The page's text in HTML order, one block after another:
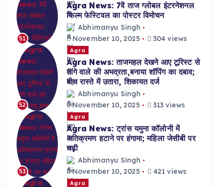
51
Agra News: 7वें ताज ग्लोबल इंटरनेशनल
फिल्म फेस्टिवल का पोस्टर विमोचन
Abhimanyu Singh
November 10, 2025
304 views
52
Agra
Agra News: ताजमहल देखने आए टूरिस्ट से
तांगे वाले की अभद्रता,बनाया शॉपिंग का दबाव;
बीच रास्ते में उतारा, शिकायत दर्ज
Abhimanyu Singh
November 10, 2025
313 views
53
Agra
Agra News: ट्रांस यमुना कॉलोनी में
अतिक्रमण हटाने पर हंगामा; महिला जेसीबी पर
चढ़ी
Abhimanyu Singh
November 10, 2025
421 views
Agra